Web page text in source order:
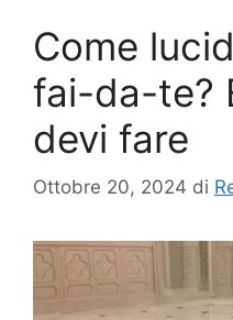
Come
fai-da-te?
devi fare
Ottobre 20, 2024 di